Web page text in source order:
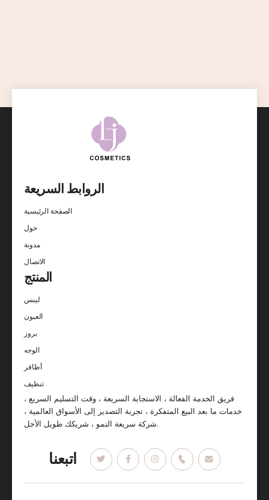
الروابط السريعة
الصفحة الرئيسية
حول
مدونة
الاتصال
المنتج
ليبس
العيون
بروز
الوجه
أظافر
تنظيف
فريق الخدمة الفعالة ، الاستجابة السريعة ، وقت التسليم السريع ،
خدمات ما بعد البيع المتفكرة ، تجربة التصدير إلى الأسواق العالمية ،
شركة سريعة النمو ، شريكك طويل الأجل.
اتبعنا